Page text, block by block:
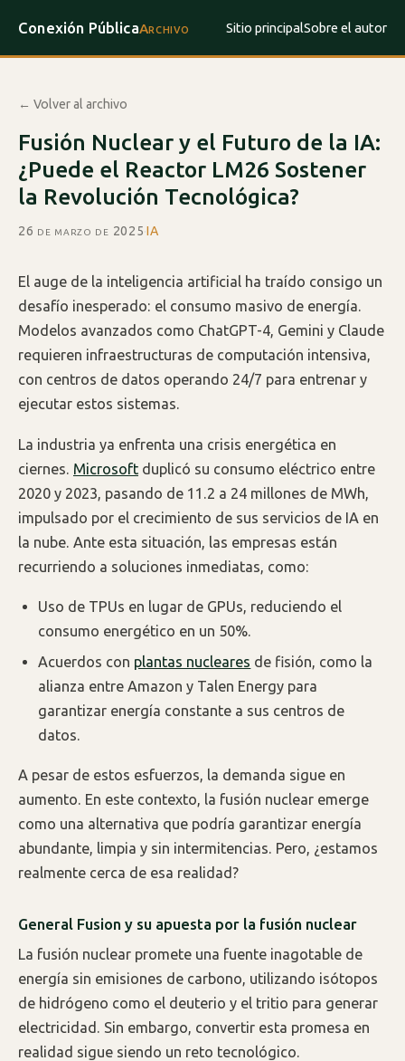
Conexión PúblicaArchivo Sitio principalSobre el autor
← Volver al archivo
Fusión Nuclear y el Futuro de la IA:
¿Puede el Reactor LM26 Sostener
la Revolución Tecnológica?
26 de marzo de 2025·IA
El auge de la inteligencia artificial ha traído consigo un
desafío inesperado: el consumo masivo de energía.
Modelos avanzados como ChatGPT-4, Gemini y Claude
requieren infraestructuras de computación intensiva,
con centros de datos operando 24/7 para entrenar y
ejecutar estos sistemas.
La industria ya enfrenta una crisis energética en
ciernes. Microsoft duplicó su consumo eléctrico entre
2020 y 2023, pasando de 11.2 a 24 millones de MWh,
impulsado por el crecimiento de sus servicios de IA en
la nube. Ante esta situación, las empresas están
recurriendo a soluciones inmediatas, como:
Uso de TPUs en lugar de GPUs, reduciendo el
consumo energético en un 50%.
Acuerdos con plantas nucleares de fisión, como la
alianza entre Amazon y Talen Energy para
garantizar energía constante a sus centros de
datos.
A pesar de estos esfuerzos, la demanda sigue en
aumento. En este contexto, la fusión nuclear emerge
como una alternativa que podría garantizar energía
abundante, limpia y sin intermitencias. Pero, ¿estamos
realmente cerca de esa realidad?
General Fusion y su apuesta por la fusión nuclear
La fusión nuclear promete una fuente inagotable de
energía sin emisiones de carbono, utilizando isótopos
de hidrógeno como el deuterio y el tritio para generar
electricidad. Sin embargo, convertir esta promesa en
realidad sigue siendo un reto tecnológico.